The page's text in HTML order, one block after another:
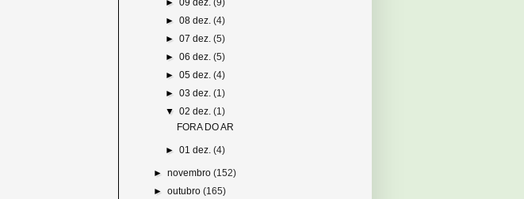
► 09 dez. (9)
► 08 dez. (4)
► 07 dez. (5)
► 06 dez. (5)
► 05 dez. (4)
► 03 dez. (1)
▼ 02 dez. (1)
FORA DO AR
► 01 dez. (4)
►novembro(152)
►outubro(165)